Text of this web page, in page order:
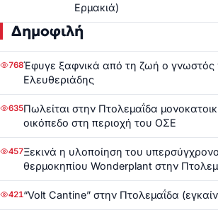
Ερμακιά)
Δημοφιλή
768Έφυγε ξαφνικά από τη ζωή ο γνωστός
Ελευθεριάδης
635Πωλείται στην Πτολεμαΐδα
οικόπεδο στη περιοχή του ΟΣΕ
457Ξεκινά η υλοποίηση του
θερμοκηπίου Wonderplant στην
421“Volt Cantine” στην Πτολεμαΐδα